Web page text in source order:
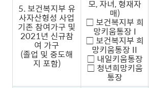
5. 보건복지부 유
사자산형성 사업
기존 참여가구 및
2021년 신규참
여 가구
(졸업 및 중도해
지 포함)
모, 자녀, 형재자
매)
□ 보건복지부 희
망키움통장 I
□ 보건복지부 희
망키움통장 II
□ 내일키움통장
□ 청년희망키움
통장